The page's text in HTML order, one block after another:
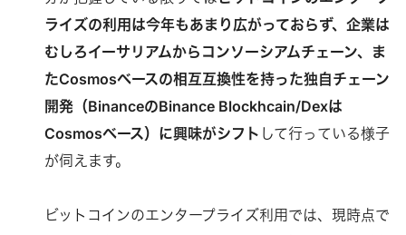
ライズの利用は今年もあまり広がっておらず、企業は
むしろイーサリアムからコンソーシアムチェーン、ま
たCosmosベースの相互互換性を持った独自チェーン
開発（BinanceのBinance Blockhcain/Dexは
Cosmosベース）に興味がシフト して行っている様子
が伺えます。
ビットコインのエンタープライズ利用では、現時点で